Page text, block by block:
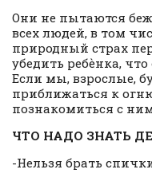
Они не пытаются
всех людей, в том
природный страх
убедить ребѐнка,
Если мы, взрослые,
приближаться к
познакомиться с
ЧТО НАДО ЗНАТЬ
-Нельзя брать